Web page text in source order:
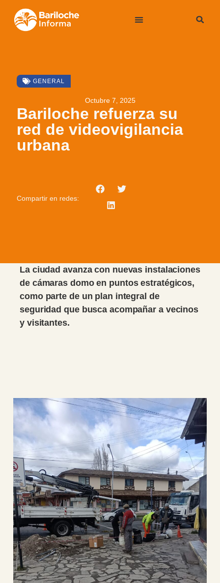
GENERAL
Octubre 7, 2025
Bariloche refuerza su
red de videovigilancia
urbana
Compartir en redes:
La ciudad avanza con nuevas instalaciones
de cámaras domo en puntos estratégicos,
como parte de un plan integral de
seguridad que busca acompañar a vecinos
y visitantes.